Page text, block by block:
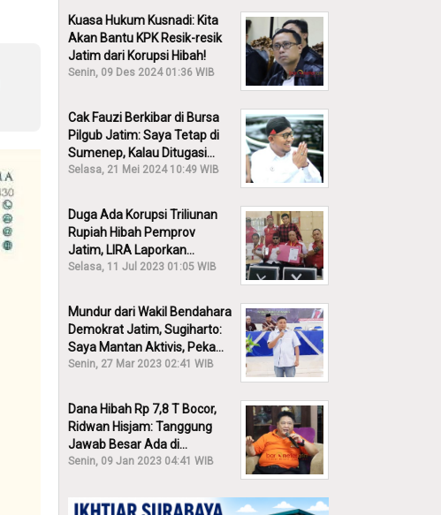
Kuasa Hukum Kusnadi: Kita
Akan Bantu KPK Resik-resik
Jatim dari Korupsi Hibah!
Senin, 09 Des 2024 01:36 WIB
Cak Fauzi Berkibar di Bursa
Pilgub Jatim: Saya Tetap di
Sumenep, Kalau Ditugasi
Partai Lain Cerita!
Selasa, 21 Mei 2024 10:49 WIB
Duga Ada Korupsi Triliunan
Rupiah Hibah Pemprov
Jatim, LIRA Laporkan
Khofifah ke KPK: Dia Harus
Selasa, 11 Jul 2023 01:05 WIB
Mundur dari Wakil Bendahara
Demokrat Jatim, Sugiharto:
Saya Mantan Aktivis, Peka
Sekali Kalau Ada yang
Senin, 27 Mar 2023 02:41 WIB
Dana Hibah Rp 7,8 T Bocor,
Ridwan Hisjam: Tanggung
Jawab Besar Ada di
Pemprov, Bukan DPRD Jatim!
Senin, 09 Jan 2023 04:41 WIB